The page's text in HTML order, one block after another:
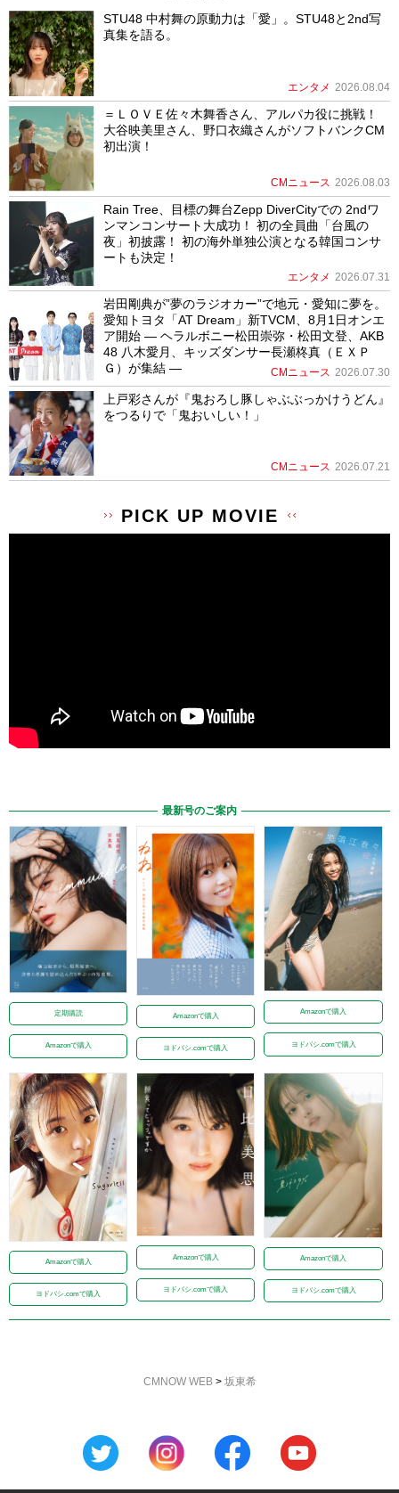
STU48 中村舞の原動力は「愛」。STU48と2nd写
真集を語る。
エンタメ 2026.08.04
＝ＬＯＶＥ佐々木舞香さん、アルパカ役に挑戦！
大谷映美里さん、野口衣織さんがソフトバンクCM
初出演！
CMニュース 2026.08.03
Rain Tree、目標の舞台Zepp DiverCityでの 2ndワ
ンマンコンサート大成功！ 初の全員曲「台風の
夜」初披露！ 初の海外単独公演となる韓国コンサ
ートも決定！
エンタメ 2026.07.31
岩田剛典が”夢のラジオカー”で地元・愛知に夢を。
愛知トヨタ「AT Dream」新TVCM、8月1日オンエ
ア開始 ― ヘラルボニー松田崇弥・松田文登、AKB
48 八木愛月、キッズダンサー長瀬柊真（ＥＸＰ
Ｇ）が集結 ―
CMニュース 2026.07.30
上戸彩さんが『鬼おろし豚しゃぶぶっかけうどん』
をつるりで「鬼おいしい！」
CMニュース 2026.07.21
PICK UP MOVIE
最新号のご案内
定期購読
Amazonで購入
Amazonで購入
ヨドバシ.comで購入
Amazonで購入
ヨドバシ.comで購入
Amazonで購入
ヨドバシ.comで購入
Amazonで購入
ヨドバシ.comで購入
Amazonで購入
ヨドバシ.comで購入
CMNOW WEB> 坂東希